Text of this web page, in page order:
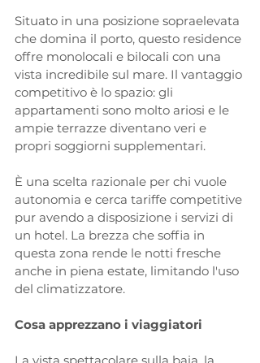
Situato in una posizione sopraelevata
che domina il porto, questo residence
offre monolocali e bilocali con una
vista incredibile sul mare. Il vantaggio
competitivo è lo spazio: gli
appartamenti sono molto ariosi e le
ampie terrazze diventano veri e
propri soggiorni supplementari.
È una scelta razionale per chi vuole
autonomia e cerca tariffe competitive
pur avendo a disposizione i servizi di
un hotel. La brezza che soffia in
questa zona rende le notti fresche
anche in piena estate, limitando l'uso
del climatizzatore.
Cosa apprezzano i viaggiatori